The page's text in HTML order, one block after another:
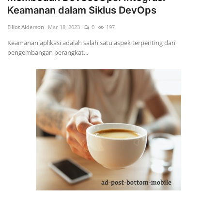
Keamanan dalam Siklus DevOps
Elliot Alderson Mar 18, 2023 0 197
Keamanan aplikasi adalah salah satu aspek terpenting dari
pengembangan perangkat...